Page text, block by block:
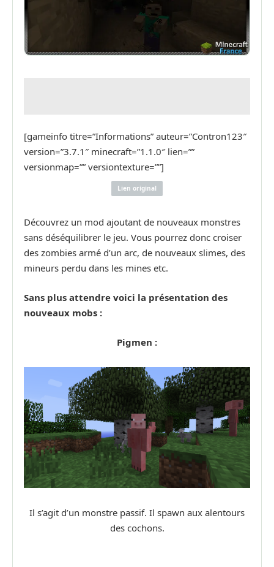
[gameinfo titre=”Informations” auteur=”Contron123″
version=”3.7.1″ minecraft=”1.1.0″ lien=””
versionmap=”” versiontexture=””]
Lien original
Découvrez un mod ajoutant de nouveaux monstres
sans déséquilibrer le jeu. Vous pourrez donc croiser
des zombies armé d’un arc, de nouveaux slimes, des
mineurs perdu dans les mines etc.
Sans plus attendre voici la présentation des
nouveaux mobs :
Pigmen :
Il s’agit d’un monstre passif. Il spawn aux alentours
des cochons.